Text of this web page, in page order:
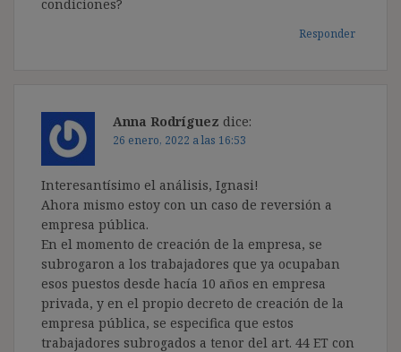
condiciones?
Responder
Anna Rodríguez dice:
26 enero, 2022 a las 16:53
Interesantísimo el análisis, Ignasi!
Ahora mismo estoy con un caso de reversión a
empresa pública.
En el momento de creación de la empresa, se
subrogaron a los trabajadores que ya ocupaban
esos puestos desde hacía 10 años en empresa
privada, y en el propio decreto de creación de la
empresa pública, se especifica que estos
trabajadores subrogados a tenor del art. 44 ET con